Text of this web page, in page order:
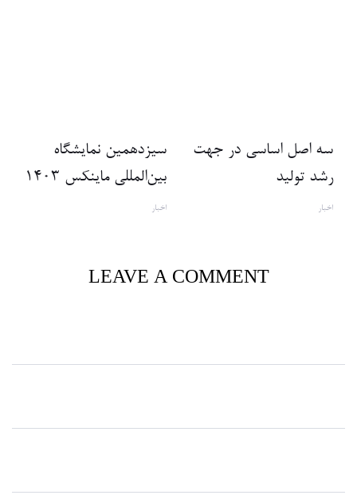
سه اصل اساسی در جهت
رشد تولید
اخبار
سیزدهمین نمایشگاه
بین‌المللی ماینکس 1403
اخبار
LEAVE A COMMENT